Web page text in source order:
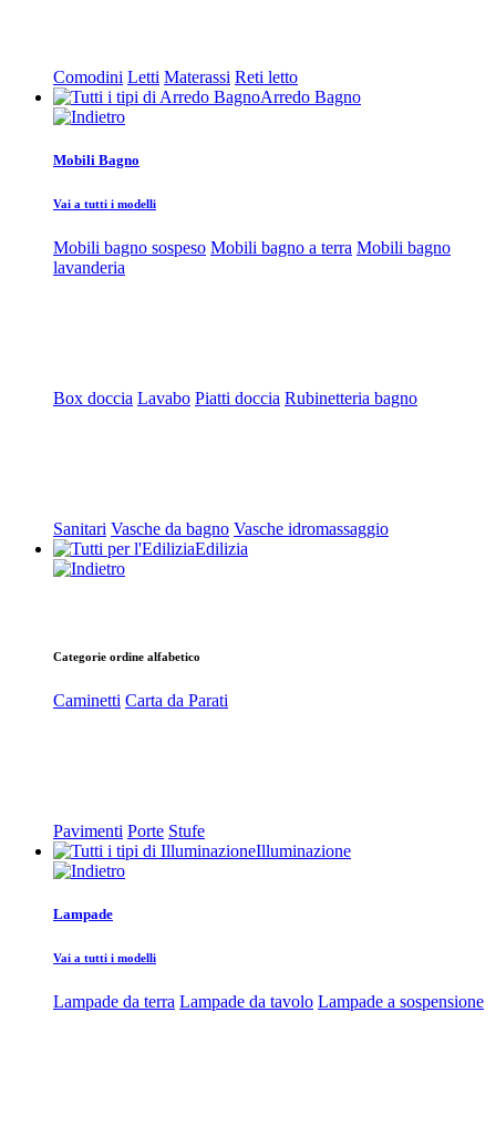
Comodini Letti Materassi Reti letto
Arredo Bagno
Mobili Bagno
Vai a tutti i modelli
Mobili bagno sospeso Mobili bagno a terra Mobili bagno
lavanderia
Box doccia Lavabo Piatti doccia Rubinetteria bagno
Sanitari Vasche da bagno Vasche idromassaggio
Edilizia
Categorie ordine alfabetico
Caminetti Carta da Parati
Pavimenti Porte Stufe
Illuminazione
Lampade
Vai a tutti i modelli
Lampade da terra Lampade da tavolo Lampade a sospensione